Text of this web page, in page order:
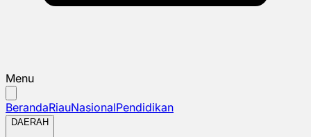
Menu
BerandaRiauNasionalPendidikan
DAERAH